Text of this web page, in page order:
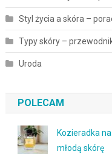
Styl życia a skóra –
Typy skóry –
Uroda
POLECAM
Kozieradka
młodą skórę